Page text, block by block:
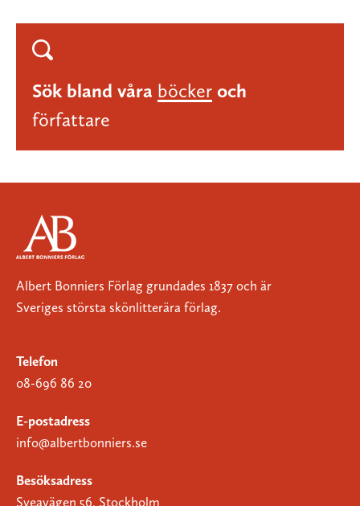
Sök bland våra böcker och
författare
Albert Bonniers Förlag grundades 1837 och är
Sveriges största skönlitterära förlag.
Telefon
08-696 86 20
E-postadress
info@albertbonniers.se
Besöksadress
Sveavägen 56, Stockholm